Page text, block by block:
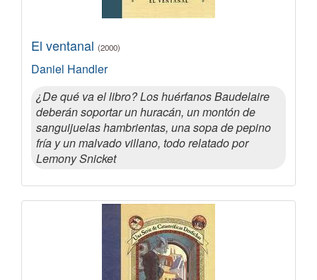
El ventanal (2000)
Daniel Handler
¿De qué va el libro? Los huérfanos Baudelaire
deberán soportar un huracán, un montón de
sanguijuelas hambrientas, una sopa de pepino
fría y un malvado villano, todo relatado por
Lemony Snicket